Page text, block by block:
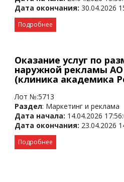
Дата окончания: 30.04.2026
Подробнее
Оказание услуг по
наружной рекламы
(клиника академика
Лот №:5713
Раздел: Маркетинг и реклама
Дата начала: 14.04.2026
Дата окончания: 23.04.2026
Подробнее